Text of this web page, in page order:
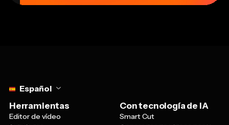
Español
Herramientas
Editor de vídeo
Con tecnología de IA
Smart Cut